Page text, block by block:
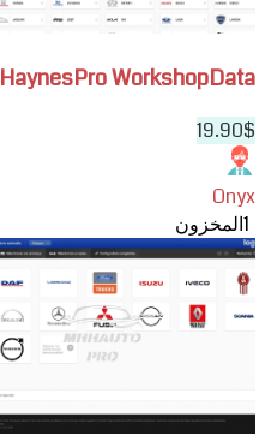
HaynesPro WorkshopData سيارات ...
19.90$
Onyx
1المخزون
View
اشتراك
HaynesPro
WorkshopData